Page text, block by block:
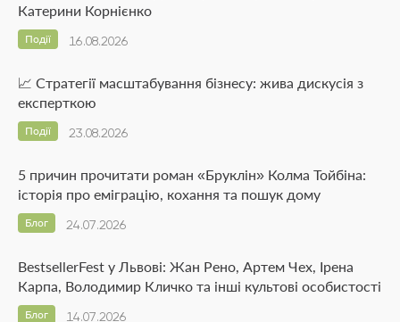
Катерини Корнієнко
16.08.2026
Події
📈 Стратегії масштабування бізнесу: жива дискусія з
експерткою
23.08.2026
Події
5 причин прочитати роман «Бруклін» Колма Тойбіна:
історія про еміграцію, кохання та пошук дому
24.07.2026
Блог
BestsellerFest у Львові: Жан Рено, Артем Чех, Ірена
Карпа, Володимир Кличко та інші культові особистості
14.07.2026
Блог